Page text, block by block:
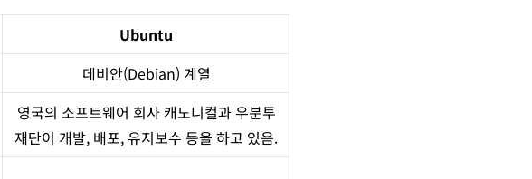
Ubuntu
데비안(Debian) 계열
영국의 소프트웨어 회사 캐노니컬과 우분투
재단이 개발, 배포, 유지보수 등을 하고 있음.